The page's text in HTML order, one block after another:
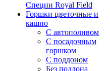
Специи Royal Field
Горшки цветочные и
кашпо
С автополивом
С посадочным
горшком
С поддоном
Без поддона